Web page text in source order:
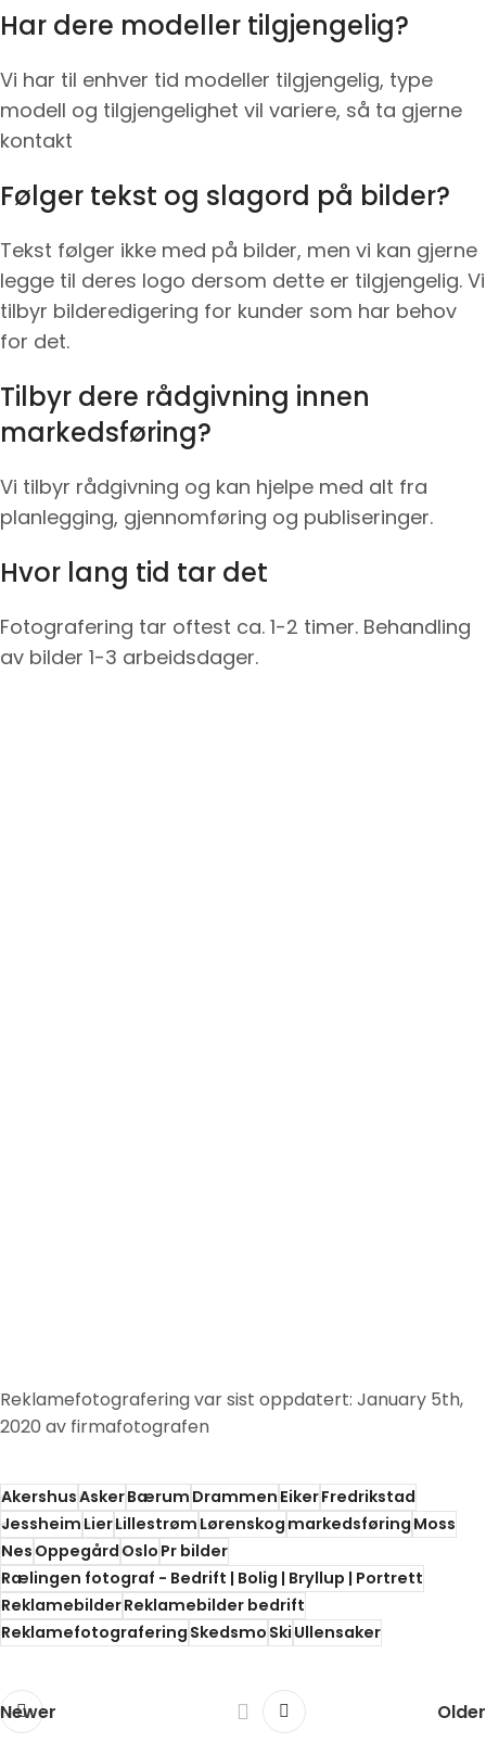
Har dere modeller tilgjengelig?
Vi har til enhver tid modeller tilgjengelig, type
modell og tilgjengelighet vil variere, så ta gjerne
kontakt
Følger tekst og slagord på bilder?
Tekst følger ikke med på bilder, men vi kan gjerne
legge til deres logo dersom dette er tilgjengelig. Vi
tilbyr bilderedigering for kunder som har behov
for det.
Tilbyr dere rådgivning innen
markedsføring?
Vi tilbyr rådgivning og kan hjelpe med alt fra
planlegging, gjennomføring og publiseringer.
Hvor lang tid tar det
Fotografering tar oftest ca. 1-2 timer. Behandling
av bilder 1-3 arbeidsdager.
Reklamefotograferingvar sist oppdatert: January 5th,
2020 av firmafotografen
AkershusAskerBærumDrammenEikerFredrikstad
JessheimLierLillestrømLørenskogmarkedsføringMoss
NesOppegårdOsloPr bilder
Rælingen fotograf - Bedrift | Bolig | Bryllup | Portrett
ReklamebilderReklamebilder bedrift
ReklamefotograferingSkedsmoSkiUllensaker
Newer Older